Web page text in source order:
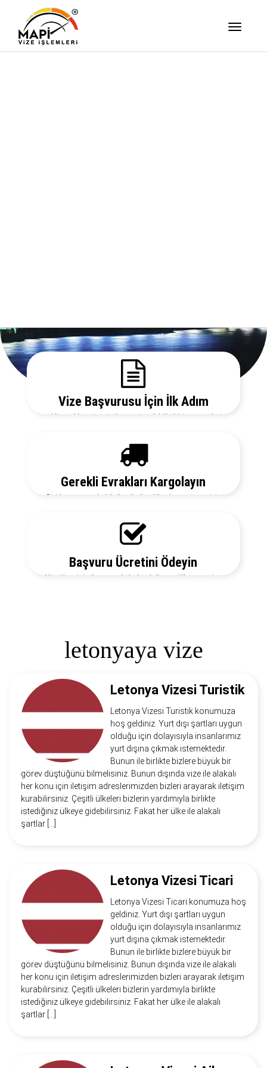
Vize Başvurusu İçin İlk Adım
Gerekli evrakları sitemizden temin edebilir, bizi arayarak vize
Gerekli Evrakları Kargolayın
Sizi her aşamada bilgilendirelim. Vize başvurunuz için
Başvuru Ücretini Ödeyin
Vize ücretiniz, başvuruda bulunduğunuz ülkeye ve vize
letonyaya vize
Letonya Vizesi Turistik
Letonya Vizesi Turistik konumuza
hoş geldiniz. Yurt dışı şartları uygun
olduğu için dolayısıyla insanlarımız
yurt dışına çıkmak istemektedir.
Bunun ile birlikte bizlere büyük bir
görev düştüğünü bilmelisiniz. Bunun dışında vize ile alakalı
her konu için iletişim adreslerimizden bizleri arayarak iletişim
kurabilirsiniz. Çeşitli ülkeleri bizlerin yardımıyla birlikte
istediğiniz ülkeye gidebilirsiniz. Fakat her ülke ile alakalı
şartlar […]
Letonya Vizesi Ticari
Letonya Vizesi Ticari konumuza hoş
geldiniz. Yurt dışı şartları uygun
olduğu için dolayısıyla insanlarımız
yurt dışına çıkmak istemektedir.
Bunun ile birlikte bizlere büyük bir
görev düştüğünü bilmelisiniz. Bunun dışında vize ile alakalı
her konu için iletişim adreslerimizden bizleri arayarak iletişim
kurabilirsiniz. Çeşitli ülkeleri bizlerin yardımıyla birlikte
istediğiniz ülkeye gidebilirsiniz. Fakat her ülke ile alakalı
şartlar […]